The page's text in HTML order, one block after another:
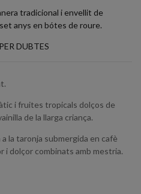
tradicional i envellit de
anys en bótes de roure.
DUBTES
i fruites tropicals dolços de
de la llarga criança.
la taronja submergida en cafè
i dolçor combinats amb mestria.